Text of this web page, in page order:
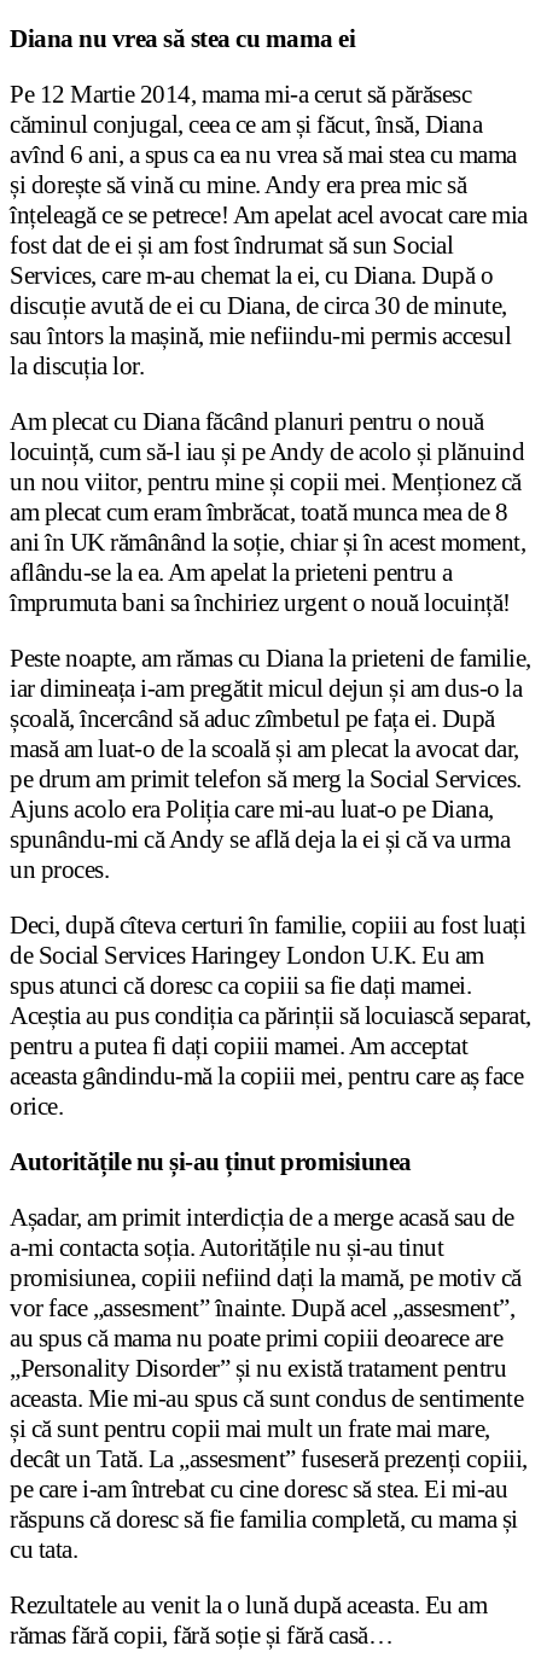
Diana nu vrea să stea cu mama ei
Pe 12 Martie 2014, mama mi-a cerut să părăsesc
căminul conjugal, ceea ce am și făcut, însă, Diana
avînd 6 ani, a spus ca ea nu vrea să mai stea cu mama
și dorește să vină cu mine. Andy era prea mic să
înțeleagă ce se petrece! Am apelat acel avocat care mia
fost dat de ei și am fost îndrumat să sun Social
Services, care m-au chemat la ei, cu Diana. După o
discuție avută de ei cu Diana, de circa 30 de minute,
sau întors la mașină, mie nefiindu-mi permis accesul
la discuția lor.
Am plecat cu Diana făcând planuri pentru o nouă
locuință, cum să-l iau și pe Andy de acolo și plănuind
un nou viitor, pentru mine și copii mei. Menționez că
am plecat cum eram îmbrăcat, toată munca mea de 8
ani în UK rămânând la soție, chiar și în acest moment,
aflându-se la ea. Am apelat la prieteni pentru a
împrumuta bani sa închiriez urgent o nouă locuință!
Peste noapte, am rămas cu Diana la prieteni de familie,
iar dimineața i-am pregătit micul dejun și am dus-o la
școală, încercând să aduc zîmbetul pe fața ei. După
masă am luat-o de la scoală și am plecat la avocat dar,
pe drum am primit telefon să merg la Social Services.
Ajuns acolo era Poliția care mi-au luat-o pe Diana,
spunându-mi că Andy se află deja la ei și că va urma
un proces.
Deci, după cîteva certuri în familie, copiii au fost luați
de Social Services Haringey London U.K. Eu am
spus atunci că doresc ca copiii sa fie dați mamei.
Aceștia au pus condiția ca părinții să locuiască separat,
pentru a putea fi dați copiii mamei. Am acceptat
aceasta gândindu-mă la copiii mei, pentru care aș face
orice.
Autoritățile nu și-au ținut promisiunea
Așadar, am primit interdicția de a merge acasă sau de
a-mi contacta soția. Autoritățile nu și-au tinut
promisiunea, copiii nefiind dați la mamă, pe motiv că
vor face „assesment” înainte. După acel „assesment”,
au spus că mama nu poate primi copiii deoarece are
„Personality Disorder” și nu există tratament pentru
aceasta. Mie mi-au spus că sunt condus de sentimente
și că sunt pentru copii mai mult un frate mai mare,
decât un Tată. La „assesment” fuseseră prezenți copiii,
pe care i-am întrebat cu cine doresc să stea. Ei mi-au
răspuns că doresc să fie familia completă, cu mama și
cu tata.
Rezultatele au venit la o lună după aceasta. Eu am
rămas fără copii, fără soție și fără casă…